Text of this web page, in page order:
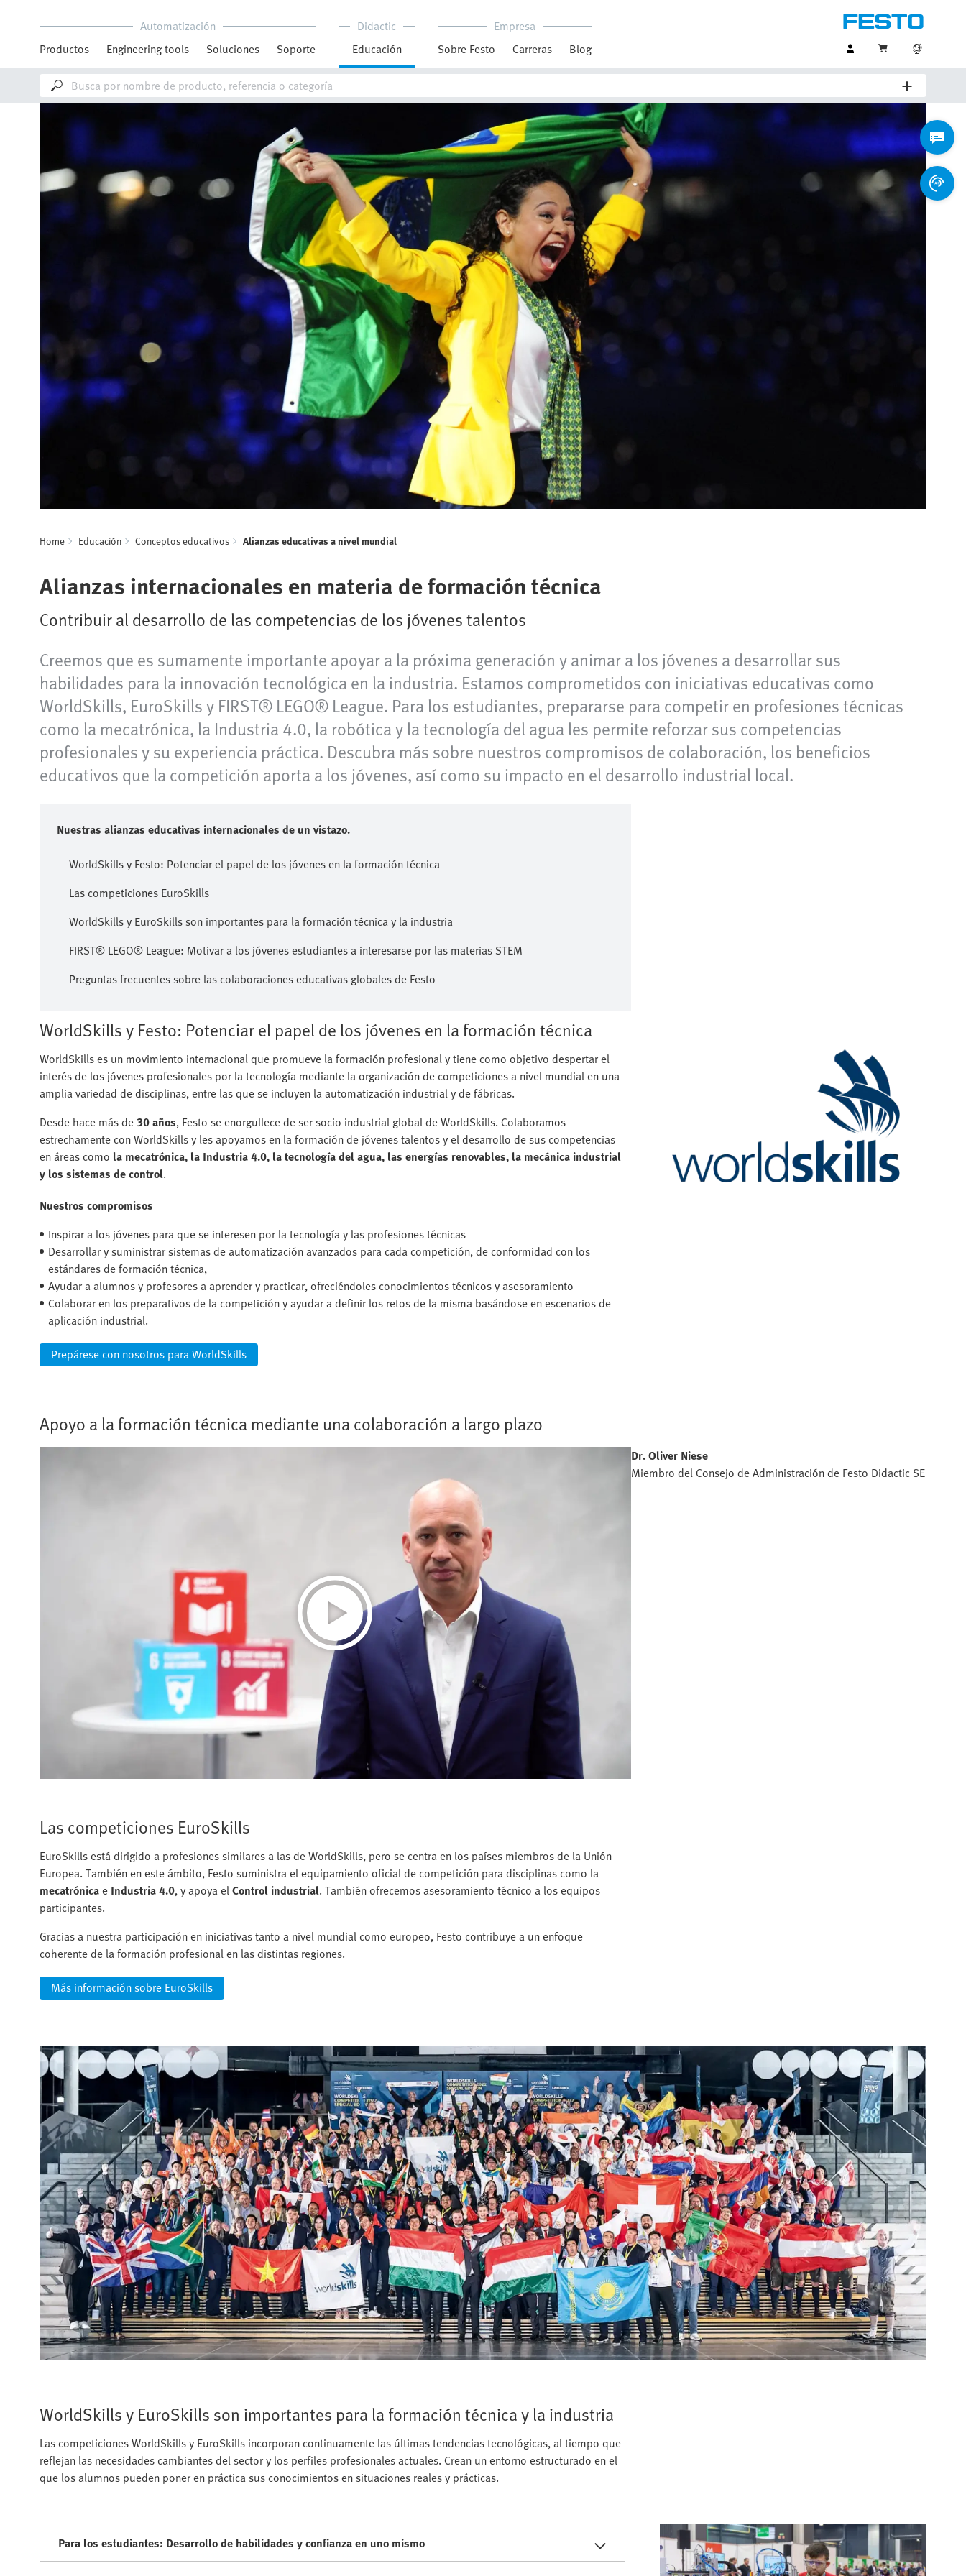
Automatización
Productos
Engineering tools Soluciones Soporte
Didactic
Educación
Empresa
Sobre Festo
Carreras Blog
Home Educación Conceptos educativos Alianzas educativas a nivel mundial
Alianzas internacionales en materia de formación técnica
Contribuir al desarrollo de las competencias de los jóvenes talentos
Creemos que es sumamente importante apoyar a la próxima generación y animar a los jóvenes a desarrollar sus
habilidades para la innovación tecnológica en la industria. Estamos comprometidos con iniciativas educativas como
WorldSkills, EuroSkills y FIRST® LEGO® League. Para los estudiantes, prepararse para competir en profesiones técnicas
como la mecatrónica, la Industria 4.0, la robótica y la tecnología del agua les permite reforzar sus competencias
profesionales y su experiencia práctica. Descubra más sobre nuestros compromisos de colaboración, los beneficios
educativos que la competición aporta a los jóvenes, así como su impacto en el desarrollo industrial local.
Nuestras alianzas educativas internacionales de un vistazo.
WorldSkills y Festo: Potenciar el papel de los jóvenes en la formación técnica
Las competiciones EuroSkills
WorldSkills y EuroSkills son importantes para la formación técnica y la industria
FIRST® LEGO® League: Motivar a los jóvenes estudiantes a interesarse por las materias STEM
Preguntas frecuentes sobre las colaboraciones educativas globales de Festo
WorldSkills y Festo: Potenciar el papel de los jóvenes en la formación técnica
WorldSkills es un movimiento internacional que promueve la formación profesional y tiene como objetivo despertar el
interés de los jóvenes profesionales por la tecnología mediante la organización de competiciones a nivel mundial en una
amplia variedad de disciplinas, entre las que se incluyen la automatización industrial y de fábricas.
Desde hace más de 30 años, Festo se enorgullece de ser socio industrial global de WorldSkills. Colaboramos
estrechamente con WorldSkills y les apoyamos en la formación de jóvenes talentos y el desarrollo de sus competencias
en áreas como la mecatrónica, la Industria 4.0, la tecnología del agua, las energías renovables, la mecánica industrial
y los sistemas de control.
Nuestros compromisos
Inspirar a los jóvenes para que se interesen por la tecnología y las profesiones técnicas
Desarrollar y suministrar sistemas de automatización avanzados para cada competición, de conformidad con los
estándares de formación técnica,
Ayudar a alumnos y profesores a aprender y practicar, ofreciéndoles conocimientos técnicos y asesoramiento
Colaborar en los preparativos de la competición y ayudar a definir los retos de la misma basándose en escenarios de
aplicación industrial.
Prepárese con nosotros para WorldSkills
Apoyo a la formación técnica mediante una colaboración a largo plazo
Dr. Oliver Niese
Miembro del Consejo de Administración de Festo Didactic SE
Las competiciones EuroSkills
EuroSkills está dirigido a profesiones similares a las de WorldSkills, pero se centra en los países miembros de la Unión
Europea. También en este ámbito, Festo suministra el equipamiento oficial de competición para disciplinas como la
mecatrónicae Industria 4.0, y apoya elControl industrial. También ofrecemos asesoramiento técnico a los equipos
participantes.
Gracias a nuestra participación en iniciativas tanto a nivel mundial como europeo, Festo contribuye a un enfoque
coherente de la formación profesional en las distintas regiones.
Más información sobre EuroSkills
WorldSkills y EuroSkills son importantes para la formación técnica y la industria
Las competiciones WorldSkills y EuroSkills incorporan continuamente las últimas tendencias tecnológicas, al tiempo que
reflejan las necesidades cambiantes del sector y los perfiles profesionales actuales. Crean un entorno estructurado en el
que los alumnos pueden poner en práctica sus conocimientos en situaciones reales y prácticas.
Para los estudiantes: Desarrollo de habilidades y confianza en uno mismo